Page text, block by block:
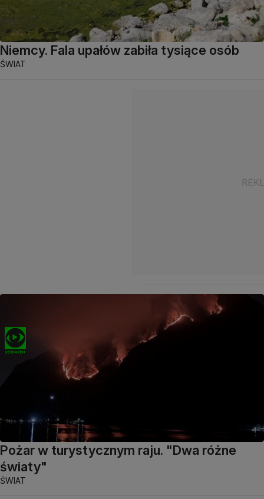
Niemcy. Fala upałów zabiła tysiące osób
ŚWIAT
Pożar w turystycznym raju. "Dwa różne
światy"
ŚWIAT